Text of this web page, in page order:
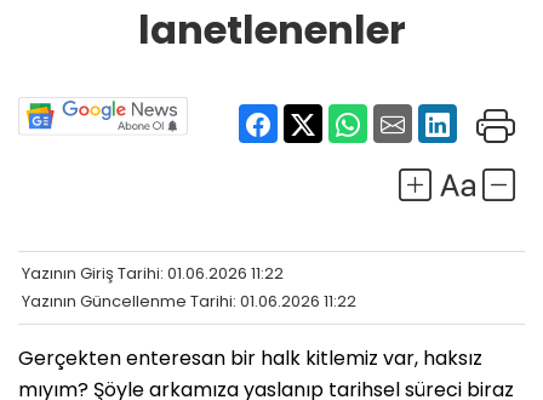
lanetlenenler
Yazının Giriş Tarihi: 01.06.2026 11:22
Yazının Güncellenme Tarihi: 01.06.2026 11:22
Gerçekten enteresan bir halk kitlemiz var, haksız
mıyım? Şöyle arkamıza yaslanıp tarihsel süreci biraz